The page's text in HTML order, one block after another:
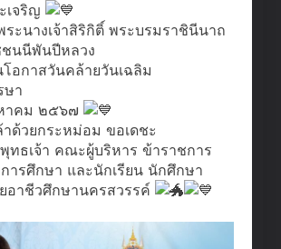
เจริญ
ระนางเจ้าสิริกิติ์ พระบรมราชินีนาถ
นนีพันปีหลวง
โอก​าสวันคล้าย​วันเฉลิม
ษา
าคม ๒๕๖๗
าด้วยกระหม่อม ขอเดชะ
ทธเจ้า คณะผู้บริหาร ข้าราชการ
ารศึกษา และนักเรียน นักศึกษา
อาชีวศึกษานครสวรรค์